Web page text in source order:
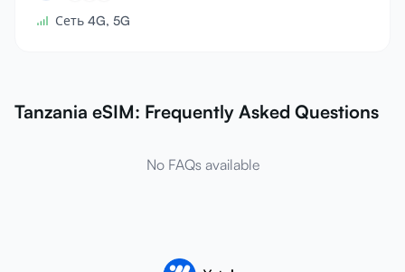
Сеть 4G, 5G
Tanzania eSIM: Frequently Asked Questions
No FAQs available